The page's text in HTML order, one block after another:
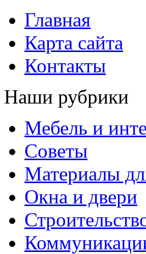
Главная
Карта сайта
Контакты
Наши рубрики
Мебель и
Советы
Материалы
Окна и двери